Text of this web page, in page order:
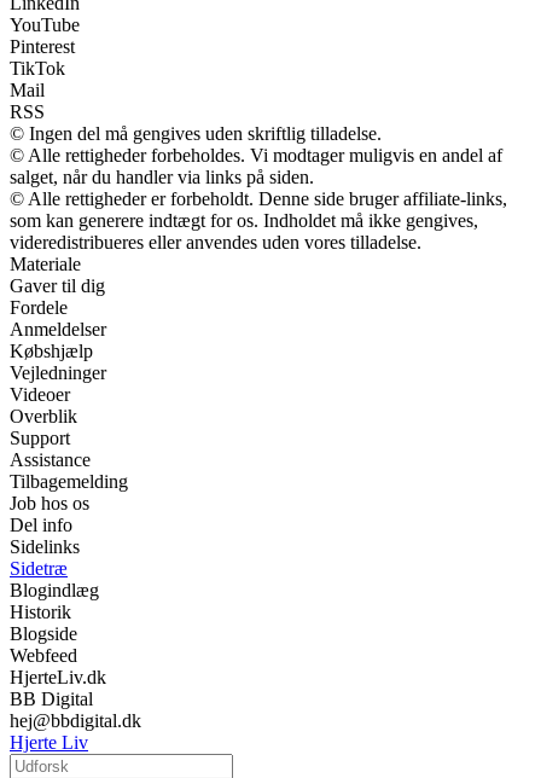
YouTube
Pinterest
TikTok
Mail
RSS
© Ingen del må gengives uden skriftlig tilladelse.
© Alle rettigheder forbeholdes. Vi modtager muligvis en andel af
salget, når du handler via links på siden.
© Alle rettigheder er forbeholdt. Denne side bruger affiliate-links,
som kan generere indtægt for os. Indholdet må ikke gengives,
videredistribueres eller anvendes uden vores tilladelse.
Materiale
Gaver til dig
Fordele
Anmeldelser
Købshjælp
Vejledninger
Videoer
Overblik
Support
Assistance
Tilbagemelding
Job hos os
Del info
Sidelinks
Sidetræ
Blogindlæg
Historik
Blogside
Webfeed
HjerteLiv.dk
BB Digital
hej@bbdigital.dk
Hjerte Liv